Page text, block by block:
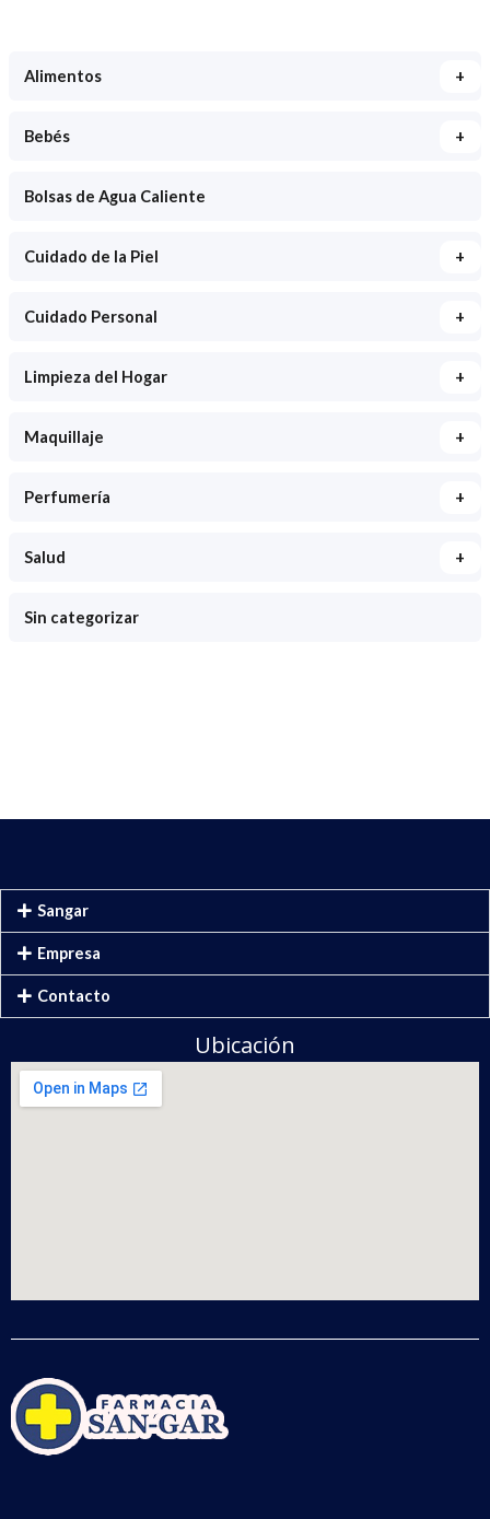
Alimentos +
Bebés +
Bolsas de Agua Caliente
Cuidado de la Piel +
Cuidado Personal +
Limpieza del Hogar +
Maquillaje +
Perfumería +
Salud +
Sin categorizar
Sangar
Empresa
Contacto
Ubicación